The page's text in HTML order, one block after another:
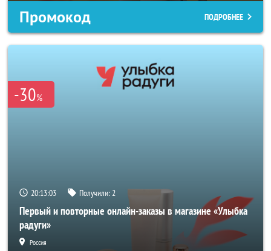
Промокод ПОДРОБНЕЕ
-30%
20:13:02 Получили:2
Первый и повторные онлайн-заказы в магазине «Улыбка
радуги»
Россия